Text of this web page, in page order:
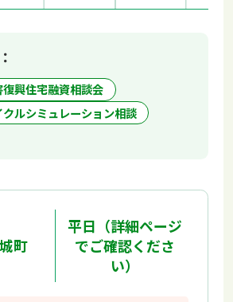
復興住宅融資相談会
ルシミュレーション相談
町
平日（詳細ページ
でご確認くださ
い）